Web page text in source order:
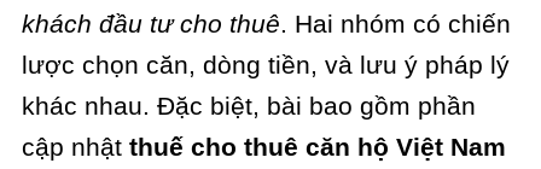
khách đầu tư cho thuê. Hai nhóm có chiến
lược chọn căn, dòng tiền, và lưu ý pháp lý
khác nhau. Đặc biệt, bài bao gồm phần
cập nhật thuế cho thuê căn hộ Việt Nam